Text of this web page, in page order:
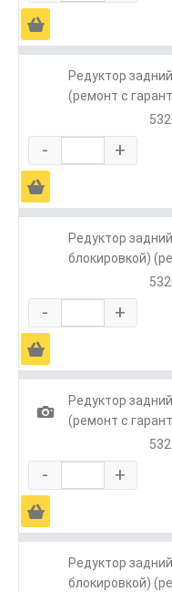
Ä
Редуктор
(ремонт с
- +
Ä
Редуктор
блокировкой)
- +
Ä
1
Редуктор
(ремонт с
- +
Ä
Редуктор
блокировкой)